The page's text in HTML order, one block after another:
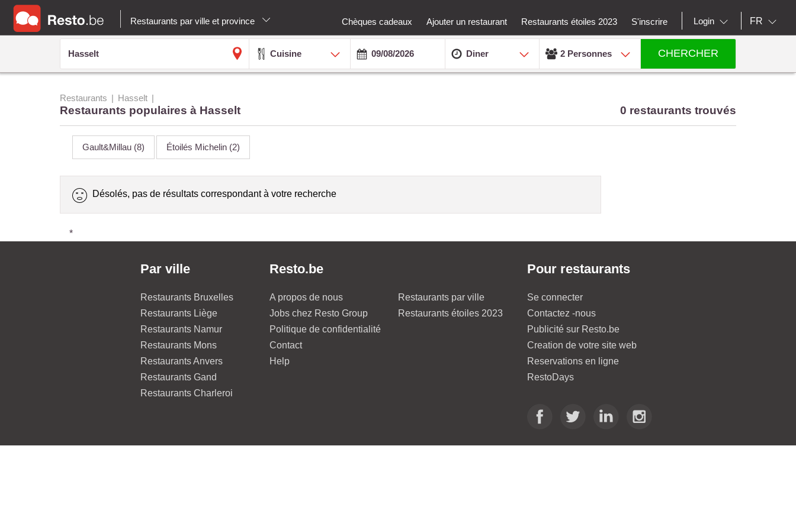
Restaurants par ville et province Chèques cadeaux Ajouter un restaurant Restaurants étoiles 2023 S'inscrire Login FR
Cuisine Diner 2 Personnes CHERCHER
Restaurants Hasselt
Restaurants populaires à Hasselt 0 restaurants trouvés
Gault&Millau (8) Étoilés Michelin (2)
Désolés, pas de résultats correspondant à votre recherche
*
Par ville
Restaurants Bruxelles
Restaurants Liège
Restaurants Namur
Restaurants Mons
Restaurants Anvers
Restaurants Gand
Restaurants Charleroi
Resto.be
A propos de nous
Jobs chez Resto Group
Politique de confidentialité
Contact
Help
Restaurants par ville
Restaurants étoiles 2023
Pour restaurants
Se connecter
Contactez -nous
Publicité sur Resto.be
Creation de votre site web
Reservations en ligne
RestoDays